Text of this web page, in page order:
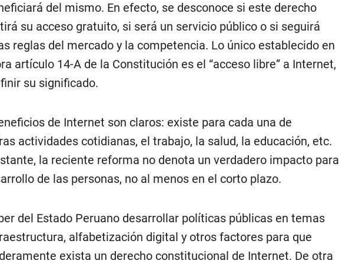
del mismo. En efecto, se desconoce si este derecho
su acceso gratuito, si será un servicio público o si seguirá
reglas del mercado y la competencia. Lo único establecido en
artículo 14-A de la Constitución es el “acceso libre” a Internet,
su significado.
de Internet son claros: existe para cada una de
actividades cotidianas, el trabajo, la salud, la educación, etc.
la reciente reforma no denota un verdadero impacto para
de las personas, no al menos en el corto plazo.
del Estado Peruano desarrollar políticas públicas en temas
alfabetización digital y otros factores para que
exista un derecho constitucional de Internet. De otra